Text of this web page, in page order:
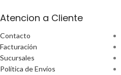
Atencion a Cliente
Contacto
Facturación
Sucursales
Política de Envíos